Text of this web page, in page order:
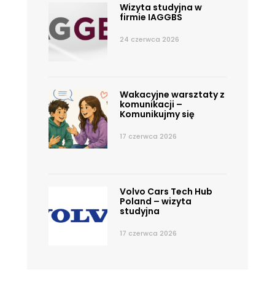
Wizyta studyjna w
firmie IAGGBS
24 czerwca 2026
Wakacyjne warsztaty z
komunikacji –
Komunikujmy się
17 czerwca 2026
Volvo Cars Tech Hub
Poland – wizyta
studyjna
17 czerwca 2026